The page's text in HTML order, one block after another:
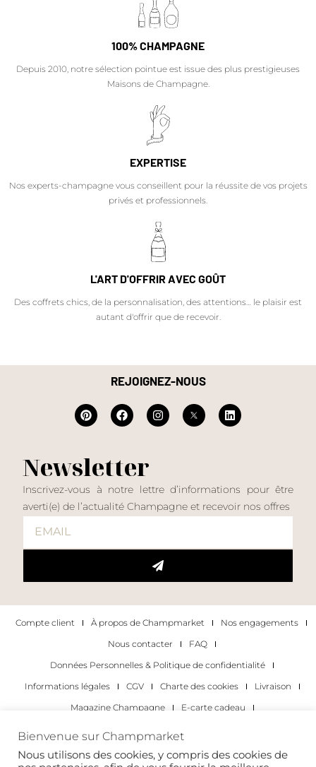
100% CHAMPAGNE
Depuis 2010, notre sélection pointue est issue des plus prestigieuses
Maisons de Champagne.
EXPERTISE
Nos experts-champagne vous conseillent pour la réussite de vos projets
privés et professionnels.
L'ART D'OFFRIR AVEC GOÛT
Des coffrets chics, de la personnalisation, des attentions… le plaisir est
autant d'offrir que de recevoir.
REJOIGNEZ-NOUS
Newsletter
Inscrivez-vous à notre lettre d’informations pour être
averti(e) de l’actualité Champagne et recevoir nos offres
Compte client À propos de Champmarket
Nos engagements
Nous contacter
FAQ
Données Personnelles & Politique de confidentialité
Informations légales
CGV Charte des cookies
Livraison
Magazine Champagne
E-carte cadeau
Les occasions pour déguster du champagne
Pour les particuliers
Bienvenue sur Champmarket
Nous utilisons des cookies, y compris des cookies de